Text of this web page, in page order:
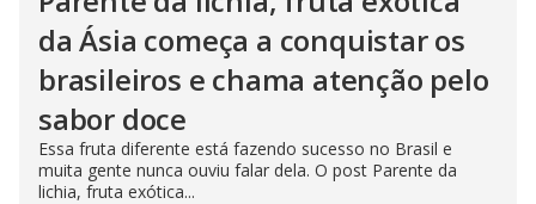
da Ásia começa a conquistar os
brasileiros e chama atenção pelo
sabor doce
Essa fruta diferente está fazendo sucesso no Brasil e
muita gente nunca ouviu falar dela. O post Parente da
lichia, fruta exótica...